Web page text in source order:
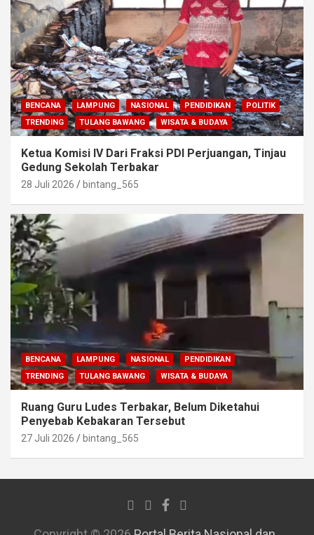
BENCANA LAMPUNG NASIONAL PENDIDIKAN
POLITIK
TRENDING
TULANG BAWANG WISATA & BUDAYA
Ketua Komisi IV Dari Fraksi PDI Perjuangan, Tinjau
Gedung Sekolah Terbakar
28 Juli 2026 bintang_565
BENCANA LAMPUNG NASIONAL
PENDIDIKAN
TRENDING
TULANG BAWANG WISATA & BUDAYA
Ruang Guru Ludes Terbakar, Belum Diketahui
Penyebab Kebakaran Tersebut
27 Juli 2026 bintang_565